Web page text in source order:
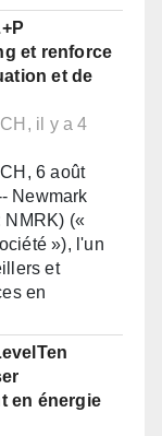
et renforce
et de
il y a 4
6 août
Newmark
NMRK) («
»), l'un
et
en
en énergie